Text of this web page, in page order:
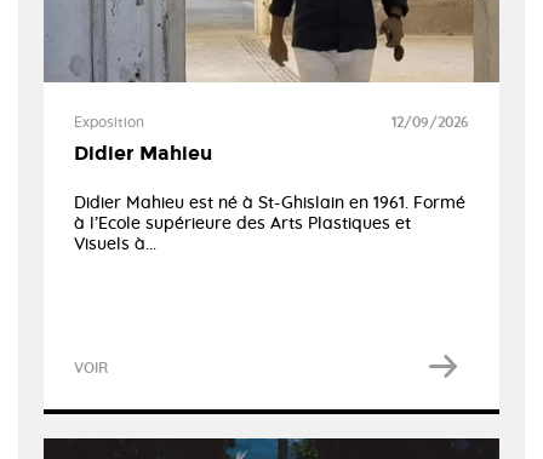
Exposition 12/09/2026
Didier Mahieu
Didier Mahieu est né à St-Ghislain en 1961. Formé
à l’Ecole supérieure des Arts Plastiques et
Visuels à...
VOIR